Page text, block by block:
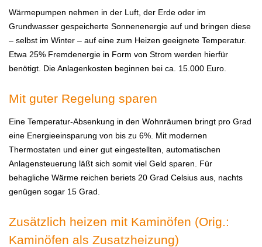
Wärmepumpen nehmen in der Luft, der Erde oder im
Grundwasser gespeicherte Sonnenenergie auf und bringen diese
– selbst im Winter – auf eine zum Heizen geeignete Temperatur.
Etwa 25% Fremdenergie in Form von Strom werden hierfür
benötigt. Die Anlagenkosten beginnen bei ca. 15.000 Euro.
Mit guter Regelung sparen
Eine Temperatur-Absenkung in den Wohnräumen bringt pro Grad
eine Energieeinsparung von bis zu 6%. Mit modernen
Thermostaten und einer gut eingestellten, automatischen
Anlagensteuerung läßt sich somit viel Geld sparen. Für
behagliche Wärme reichen beriets 20 Grad Celsius aus, nachts
genügen sogar 15 Grad.
Zusätzlich heizen mit Kaminöfen (Orig.:
Kaminöfen als Zusatzheizung)